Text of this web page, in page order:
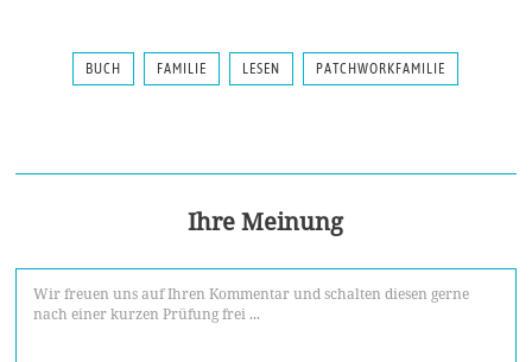
BUCH FAMILIE LESEN PATCHWORKFAMILIE
Ihre Meinung